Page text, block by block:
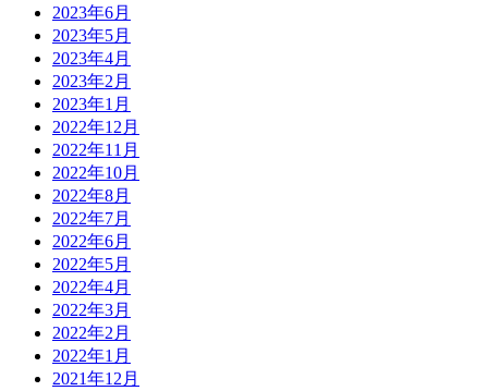
2023年6月
2023年5月
2023年4月
2023年2月
2023年1月
2022年12月
2022年11月
2022年10月
2022年8月
2022年7月
2022年6月
2022年5月
2022年4月
2022年3月
2022年2月
2022年1月
2021年12月